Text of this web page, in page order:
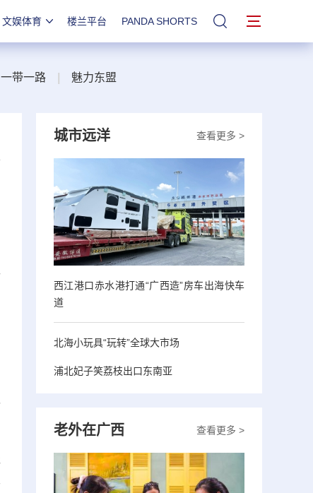
文娱体育 楼兰平台 PANDA SHORTS 站内搜索
一带一路 魅力东盟
查看更多 >
城市远洋
西江港口赤水港打通“广西造”房车出海快车
道
北海小玩具“玩转”全球大市场
浦北妃子笑荔枝出口东南亚
查看更多 >
老外在广西